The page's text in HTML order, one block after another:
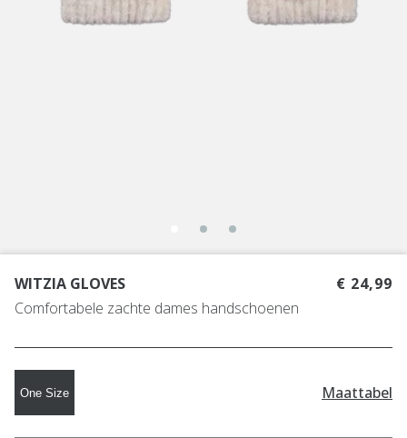
WITZIA GLOVES
Comfortabele zachte dames handschoenen
€ 24,99
One Size Maattabel